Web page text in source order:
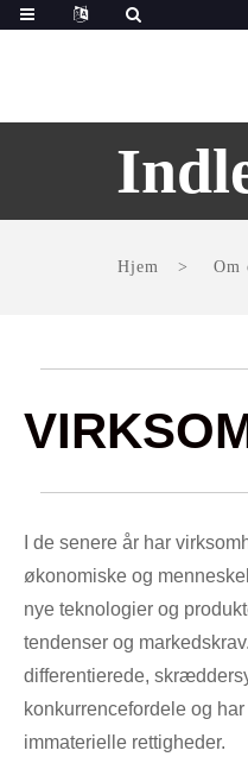
Hjem Om
I de senere år har
økonomiske og
nye teknologier og
tendenser og
differentierede,
konkurrencefordele og
immaterielle rettigheder.